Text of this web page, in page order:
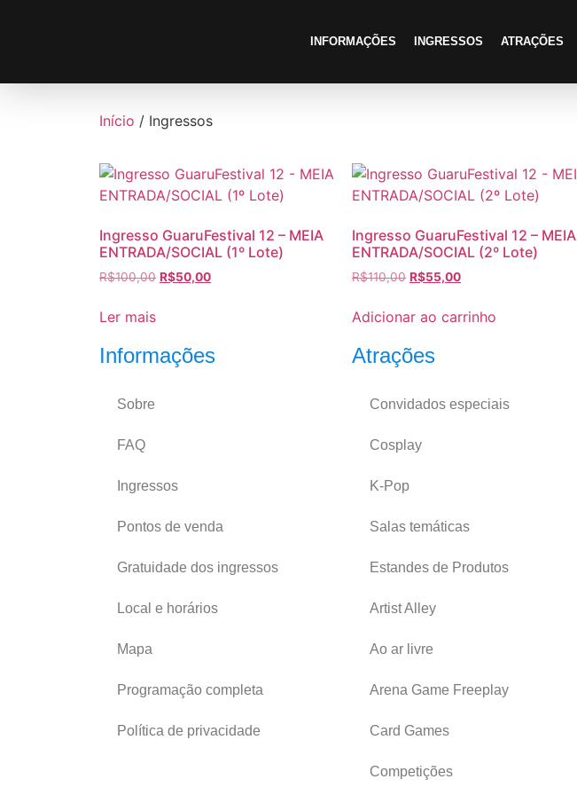
INFORMAÇÕES INGRESSOS ATRAÇÕES
Início / Ingressos
Ingresso GuaruFestival 12 – MEIA
ENTRADA/SOCIAL (1º Lote)
R$100,00 R$50,00
Ler mais
Ingresso GuaruFestival 12 – MEIA
ENTRADA/SOCIAL (2º Lote)
R$110,00 R$55,00
Adicionar ao carrinho
Informações
Sobre
FAQ
Ingressos
Pontos de venda
Gratuidade dos ingressos
Local e horários
Mapa
Programação completa
Política de privacidade
Atrações
Convidados especiais
Cosplay
K-Pop
Salas temáticas
Estandes de Produtos
Artist Alley
Ao ar livre
Arena Game Freeplay
Card Games
Competições